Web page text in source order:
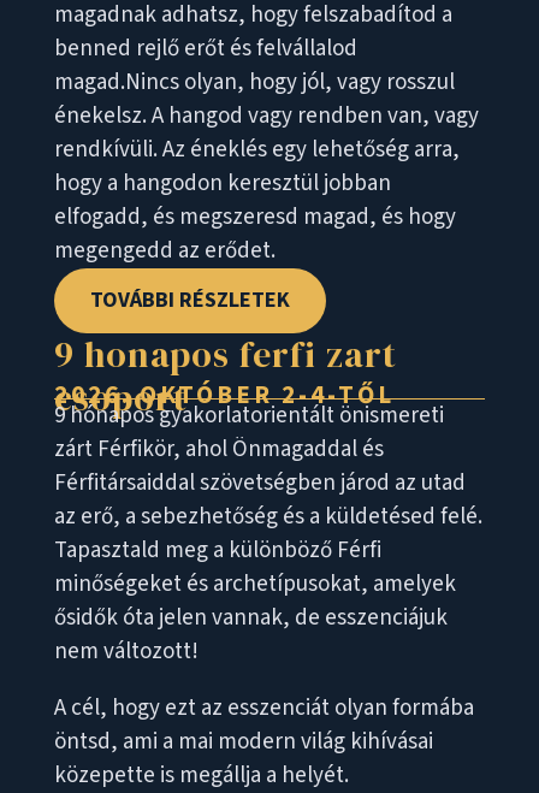
magadnak adhatsz, hogy felszabadítod a
benned rejlő erőt és felvállalod
magad.Nincs olyan, hogy jól, vagy rosszul
énekelsz. A hangod vagy rendben van, vagy
rendkívüli. Az éneklés egy lehetőség arra,
hogy a hangodon keresztül jobban
elfogadd, és megszeresd magad, és hogy
megengedd az erődet.
TOVÁBBI RÉSZLETEK
9 honapos ferfi zart
csoport
2026. OKTÓBER 2-4-TŐL
9 hónapos gyakorlatorientált önismereti
zárt Férfikör, ahol Önmagaddal és
Férfitársaiddal szövetségben járod az utad
az erő, a sebezhetőség és a küldetésed felé.
Tapasztald meg a különböző Férfi
minőségeket és archetípusokat, amelyek
ősidők óta jelen vannak, de esszenciájuk
nem változott!
A cél, hogy ezt az esszenciát olyan formába
öntsd, ami a mai modern világ kihívásai
közepette is megállja a helyét.